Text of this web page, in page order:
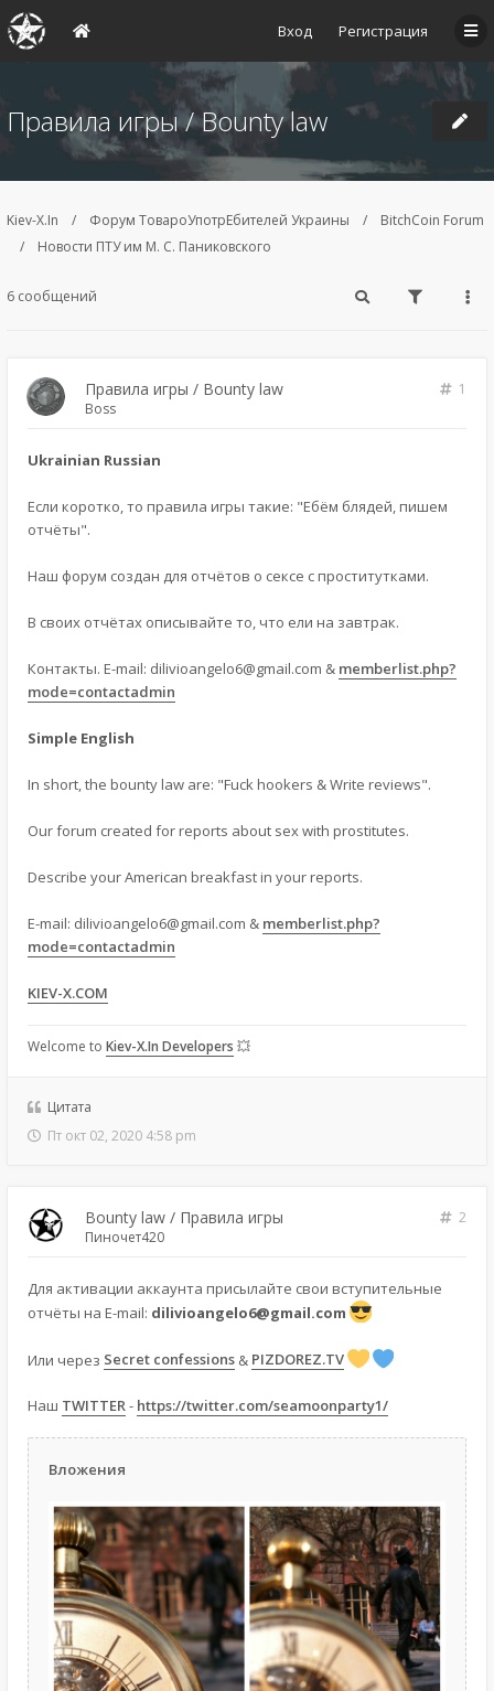
Вход Регистрация
Правила игры / Bounty law
Kiev-X.In Форум ТовароУпотрЕбителей Украины
BitchCoin Forum
Новости ПТУ им М. С. Паниковского
6 сообщений
Правила игры / Bounty law
1
Boss
Ukrainian Russian
Если коротко, то правила игры такие: "Ебём блядей, пишем
отчёты".
Наш форум создан для отчётов о сексе с проститутками.
В своих отчётах описывайте то, что ели на завтрак.
Контакты. E-mail: dilivioangelo6@gmail.com & memberlist.php?
mode=contactadmin
Simple English
In short, the bounty law are: "Fuck hookers & Write reviews".
Our forum created for reports about sex with prostitutes.
Describe your American breakfast in your reports.
E-mail: dilivioangelo6@gmail.com & memberlist.php?
mode=contactadmin
KIEV-X.COM
Welcome to Kiev-X.In Developers 💥
Цитата
Пт окт 02, 2020 4:58 pm
Bounty law / Правила игры
2
Пиночет420
Для активации аккаунта присылайте свои вступительные
отчёты на E-mail: dilivioangelo6@gmail.com
Или через Secret confessions & PIZDOREZ.TV
Наш TWITTER- https://twitter.com/seamoonparty1/
Вложения